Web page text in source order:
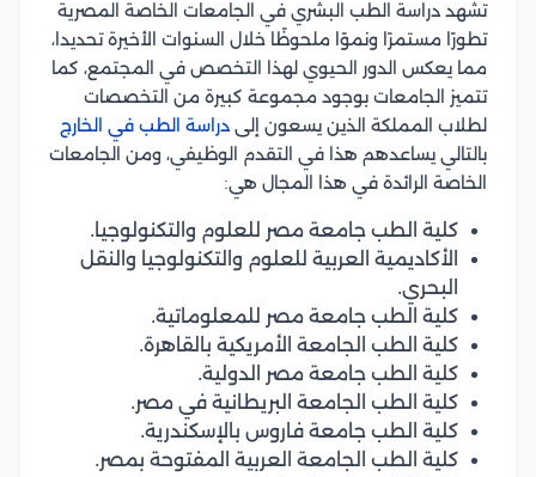
تشهد دراسة الطب البشري في الجامعات الخاصة المصرية
تطورًا مستمرًا ونموًا ملحوظًا خلال السنوات الأخيرة تحديدا،
مما يعكس الدور الحيوي لهذا التخصص في المجتمع، كما
تتميز الجامعات بوجود مجموعة كبيرة من التخصصات
لطلاب المملكة الذين يسعون إلى دراسة الطب في الخارج
بالتالي يساعدهم هذا في التقدم الوظيفي، ومن الجامعات
الخاصة الرائدة في هذا المجال هي:
كلية الطب جامعة مصر للعلوم والتكنولوجيا.
الأكاديمية العربية للعلوم والتكنولوجيا والنقل
البحري.
كلية الطب جامعة مصر للمعلوماتية.
كلية الطب الجامعة الأمريكية بالقاهرة.
كلية الطب جامعة مصر الدولية.
كلية الطب الجامعة البريطانية في مصر.
كلية الطب جامعة فاروس بالإسكندرية.
كلية الطب الجامعة العربية المفتوحة بمصر.